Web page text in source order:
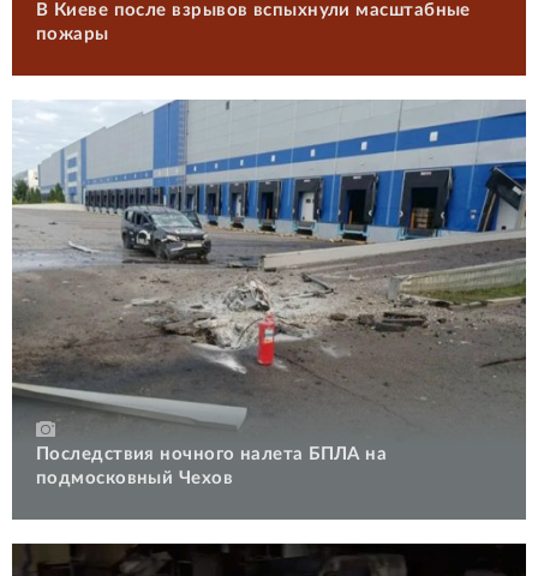
В Киеве после взрывов вспыхнули масштабные
пожары
Последствия ночного налета БПЛА на
подмосковный Чехов